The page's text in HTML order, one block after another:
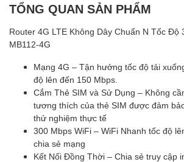
TỔNG QUAN SẢN PHẨM
Router 4G LTE Không Dây Chuẩn N Tốc Độ
MB112-4G
Mạng 4G – Tận hưởng tốc độ tải
độ lên đến 150 Mbps.
Cắm Thẻ SIM và Sử Dụng – Không
tương thích của thẻ SIM được đảm
thử nghiệm thực tế
300 Mbps WiFi – WiFi Nhanh tốc độ
chia sẻ mạng
Kết Nối Đồng Thời – Chia sẻ truy cập